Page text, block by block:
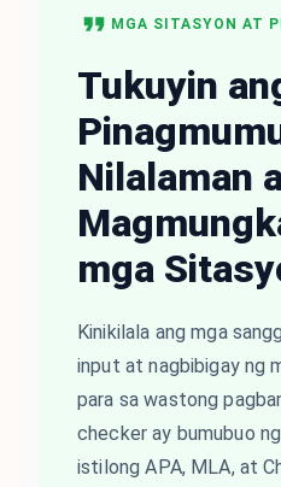
MGA SITASYON AT
Tukuyin
Nilalaman
mga
Kinikilala ang mga
input at nagbibigay ng
para sa wastong
checker ay bumubuo
istilong APA, MLA, at